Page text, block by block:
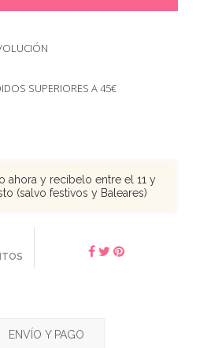
SUPERIORES A 45€
ahora y recíbelo entre el 11 y
(salvo festivos y Baleares)
ENVÍO Y PAGO